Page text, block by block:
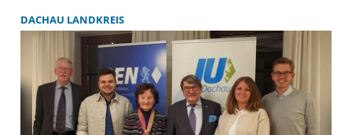
DACHAU LANDKREIS